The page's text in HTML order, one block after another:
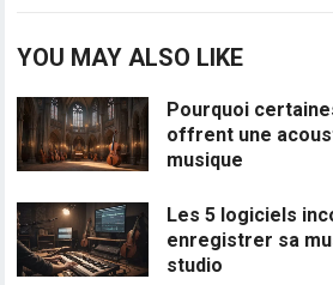
YOU MAY ALSO LIKE
Pourquoi
offrent une
musique
Les 5 logiciels
enregistrer sa
studio